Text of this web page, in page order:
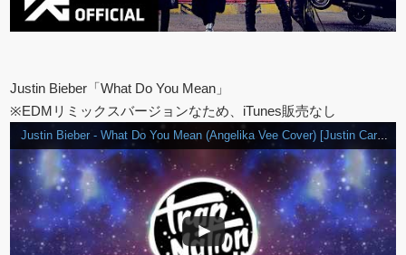
Justin Bieber「What Do You Mean」
※EDMリミックスバージョンなため、iTunes販売なし
Justin Bieber - What Do You Mean (Angelika Vee Cover) [Justin Caruso Remix]